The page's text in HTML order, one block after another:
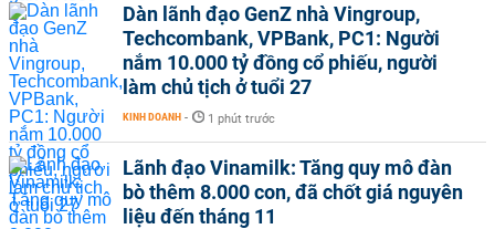
Dàn lãnh đạo GenZ nhà Vingroup,
Techcombank, VPBank, PC1: Người
nắm 10.000 tỷ đồng cổ phiếu, người
làm chủ tịch ở tuổi 27
KINH DOANH - 1 phút trước
Lãnh đạo Vinamilk: Tăng quy mô đàn
bò thêm 8.000 con, đã chốt giá nguyên
liệu đến tháng 11